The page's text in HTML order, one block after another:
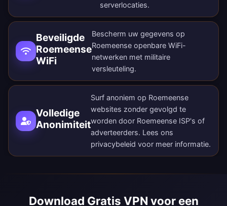
serverlocaties.
Beveiligde
Roemeense
WiFi
Bescherm uw gegevens op
Roemeense openbare WiFi-
netwerken met militaire
versleuteling.
Volledige
Anonimiteit
Surf anoniem op Roemeense
websites zonder gevolgd te
worden door Roemeense ISP's of
adverteerders. Lees ons
privacybeleid voor meer informatie.
Download Gratis VPN voor een